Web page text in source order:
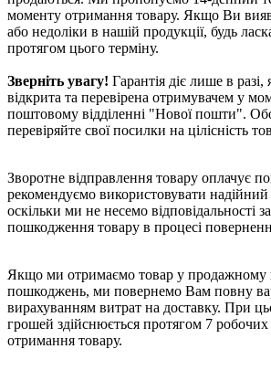
моменту отримання товару. Якщо Ви
або недоліки в нашій продукції, будь
протягом цього терміну.
Зверніть увагу! Гарантія діє лише в
відкрита та перевірена отримувачем у
поштовому відділенні "Нової пошти".
перевіряйте свої посилки на цілісність
Зворотне відправлення товару оплачує
рекомендуємо використовувати надійний
оскільки ми не несемо відповідальності
пошкодження товару в процесі
Якщо ми отримаємо товар у продажному
пошкоджень, ми повернемо Вам повну
вирахуванням витрат на доставку. При
грошей здійснюється протягом 7 робочих
отримання товару.